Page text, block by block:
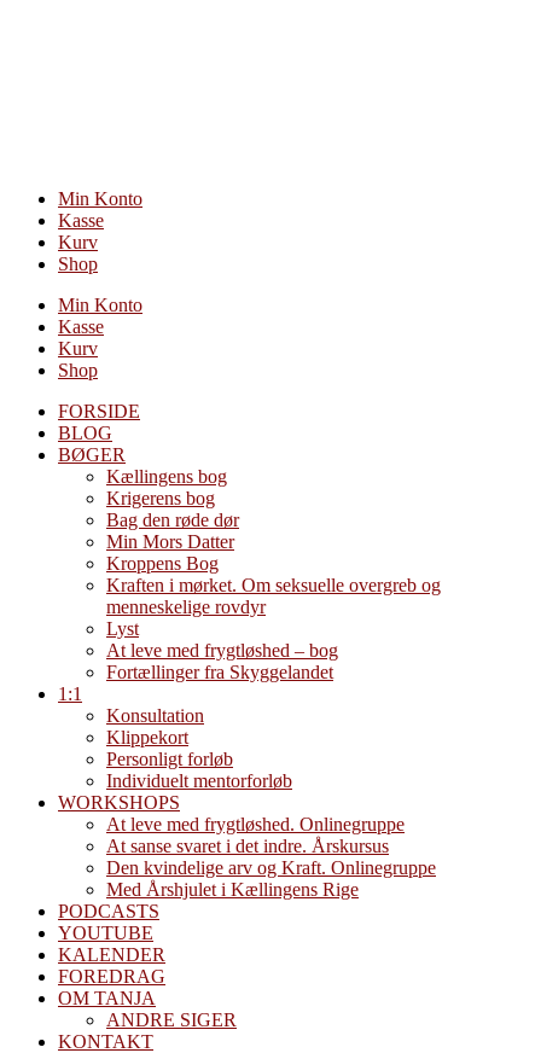
Min Konto
Kasse
Kurv
Shop
Min Konto
Kasse
Kurv
Shop
FORSIDE
BLOG
BØGER
Kællingens bog
Krigerens bog
Bag den røde dør
Min Mors Datter
Kroppens Bog
Kraften i mørket. Om seksuelle overgreb og
menneskelige rovdyr
Lyst
At leve med frygtløshed – bog
Fortællinger fra Skyggelandet
1:1
Konsultation
Klippekort
Personligt forløb
Individuelt mentorforløb
WORKSHOPS
At leve med frygtløshed. Onlinegruppe
At sanse svaret i det indre. Årskursus
Den kvindelige arv og Kraft. Onlinegruppe
Med Årshjulet i Kællingens Rige
PODCASTS
YOUTUBE
KALENDER
FOREDRAG
OM TANJA
ANDRE SIGER
KONTAKT